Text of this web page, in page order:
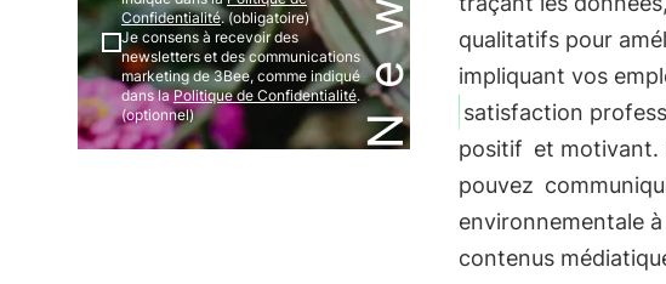
Confidentialité. (obligatoire)
Je consens à recevoir des
newsletters et des communications
marketing de 3Bee, comme indiqué
dans laPolitique de Confidentialité.
(optionnel)
qualitatifs pour
impliquant vos
satisfaction
positif et motivant.
pouvez
environnementale
contenus